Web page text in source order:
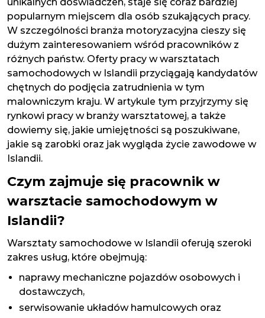
popularnym miejscem dla osób szukających pracy.
W szczególności branża motoryzacyjna cieszy się
dużym zainteresowaniem wśród pracowników z
różnych państw. Oferty pracy w warsztatach
samochodowych w Islandii przyciągają kandydatów
chętnych do podjęcia zatrudnienia w tym
malowniczym kraju. W artykule tym przyjrzymy się
rynkowi pracy w branży warsztatowej, a także
dowiemy się, jakie umiejętności są poszukiwane,
jakie są zarobki oraz jak wygląda życie zawodowe w
Islandii.
Czym zajmuje się pracownik w
warsztacie samochodowym w
Islandii?
Warsztaty samochodowe w Islandii oferują szeroki
zakres usług, które obejmują:
naprawy mechaniczne pojazdów osobowych i
dostawczych,
serwisowanie układów hamulcowych oraz